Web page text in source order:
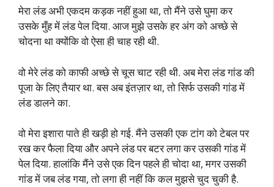
मेरा लंड अभी एकदम कड़क नहीं हुआ था, तो मैंने उसे घुमा कर
उसके मुँह में लंड पेल दिया. आज मुझे उसके हर अंग को अच्छे से
चोदना था क्योंकि वो ऐसा ही चाह रही थी.
वो मेरे लंड को काफी अच्छे से चूस चाट रही थी. अब मेरा लंड गांड की
पूजा के लिए तैयार था. बस अब इंतज़ार था, तो सिर्फ उसकी गांड में
लंड डालने का.
वो मेरा इशारा पाते ही खड़ी हो गई. मैंने उसकी एक टांग को टेबल पर
रख कर फैला दिया और अपने लंड पर बटर लगा कर उसकी गांड में
पेल दिया. हालांकि मैंने उसे एक दिन पहले ही चोदा था, मगर उसकी
गांड में जब लंड गया, तो लगा ही नहीं कि कल मुझसे चुद चुकी है.